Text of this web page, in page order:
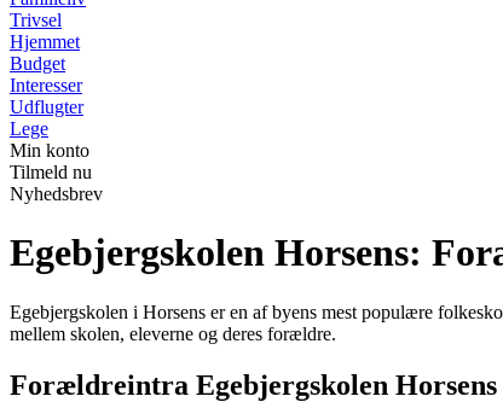
Trivsel
Hjemmet
Budget
Interesser
Udflugter
Lege
Min konto
Tilmeld nu
Nyhedsbrev
Egebjergskolen Horsens:
Egebjergskolen i Horsens er en af byens mest populære
mellem skolen, eleverne og deres forældre.
Forældreintra Egebjergskolen Horsens